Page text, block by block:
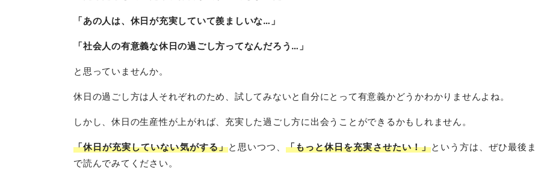
「あの人は、休日が充実していて羨ましいな…」
「社会人の有意義な休日の過ごし方ってなんだろう…」
と思っていませんか。
休日の過ごし方は人それぞれのため、試してみないと自分にとって有意義かどうかわかりませんよね。
しかし、休日の生産性が上がれば、充実した過ごし方に出会うことができるかもしれません。
「休日が充実していない気がする」と思いつつ、「もっと休日を充実させたい！」という方は、ぜひ最後ま
で読んでみてください。